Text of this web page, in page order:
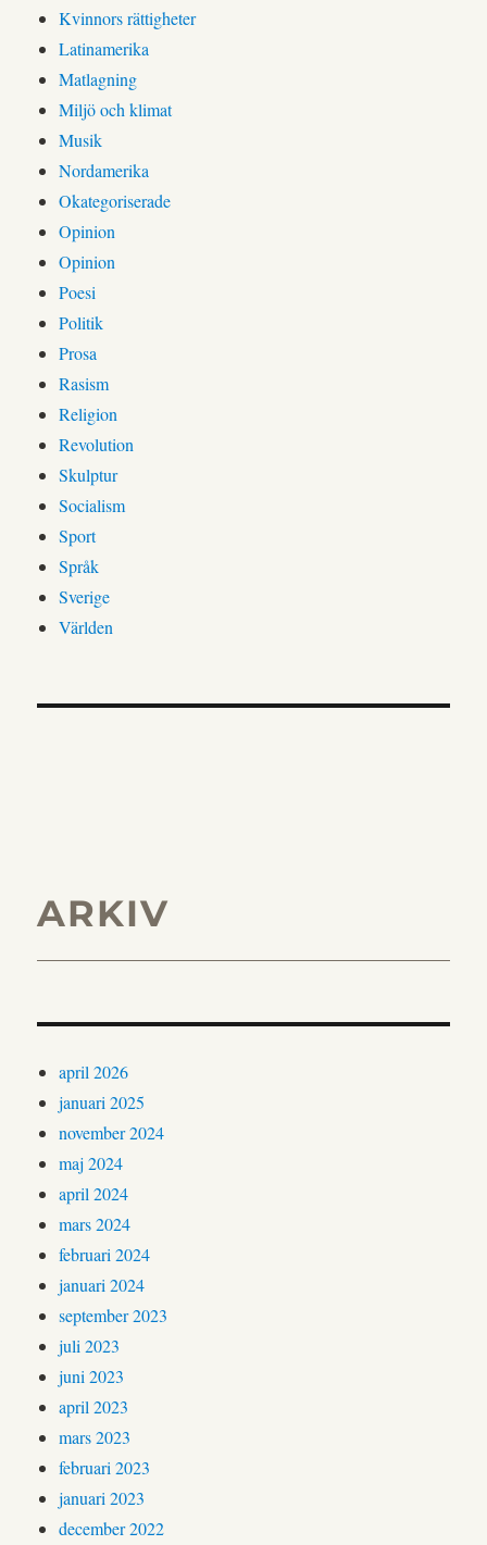
Kvinnors rättigheter
Latinamerika
Matlagning
Miljö och klimat
Musik
Nordamerika
Okategoriserade
Opinion
Opinion
Poesi
Politik
Prosa
Rasism
Religion
Revolution
Skulptur
Socialism
Sport
Språk
Sverige
Världen
ARKIV
april 2026
januari 2025
november 2024
maj 2024
april 2024
mars 2024
februari 2024
januari 2024
september 2023
juli 2023
juni 2023
april 2023
mars 2023
februari 2023
januari 2023
december 2022